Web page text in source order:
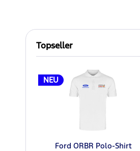
Topseller
NEU
Ford ORBR Polo-Shirt